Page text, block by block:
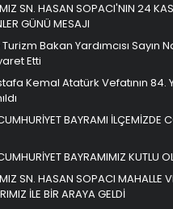
SN. HASAN SOPACI'NIN 24
GÜNÜ MESAJI
Bakan Yardımcısı Sayın
Etti
Kemal Atatürk Vefatının 84.
BAYRAMI İLÇEMİZDE
BAYRAMIMIZ KUTLU
SN. HASAN SOPACI MAHALLE
İLE BİR ARAYA GELDİ